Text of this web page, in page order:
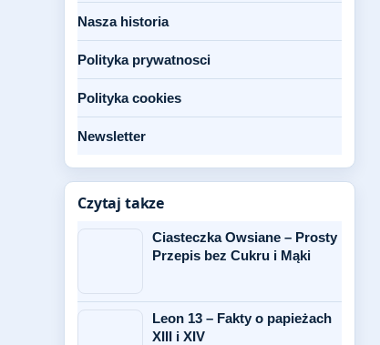
Nasza historia
Polityka prywatnosci
Polityka cookies
Newsletter
Czytaj takze
Ciasteczka Owsiane – Prosty
Przepis bez Cukru i Mąki
Leon 13 – Fakty o papieżach
XIII i XIV